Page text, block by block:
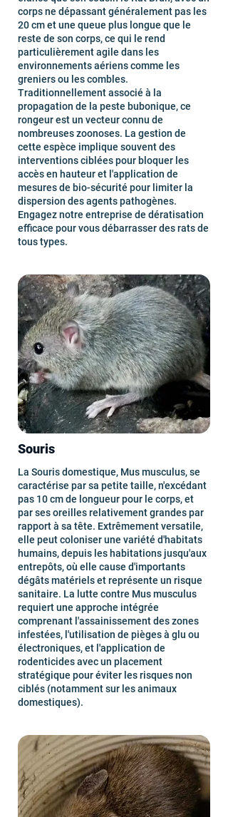
corps ne dépassant généralement pas les
20 cm et une queue plus longue que le
reste de son corps, ce qui le rend
particulièrement agile dans les
environnements aériens comme les
greniers ou les combles.
Traditionnellement associé à la
propagation de la peste bubonique, ce
rongeur est un vecteur connu de
nombreuses zoonoses. La gestion de
cette espèce implique souvent des
interventions ciblées pour bloquer les
accès en hauteur et l'application de
mesures de bio-sécurité pour limiter la
dispersion des agents pathogènes.
Engagez notre entreprise de dératisation
efficace pour vous débarrasser des rats de
tous types.
Souris
La Souris domestique, Mus musculus, se
caractérise par sa petite taille, n'excédant
pas 10 cm de longueur pour le corps, et
par ses oreilles relativement grandes par
rapport à sa tête. Extrêmement versatile,
elle peut coloniser une variété d'habitats
humains, depuis les habitations jusqu'aux
entrepôts, où elle cause d'importants
dégâts matériels et représente un risque
sanitaire. La lutte contre Mus musculus
requiert une approche intégrée
comprenant l'assainissement des zones
infestées, l'utilisation de pièges à glu ou
électroniques, et l'application de
rodenticides avec un placement
stratégique pour éviter les risques non
ciblés (notamment sur les animaux
domestiques).